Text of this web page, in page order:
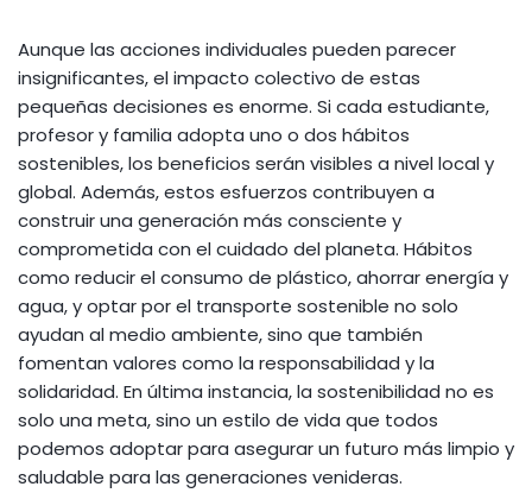
Aunque las acciones individuales pueden parecer
insignificantes, el impacto colectivo de estas
pequeñas decisiones es enorme. Si cada estudiante,
profesor y familia adopta uno o dos hábitos
sostenibles, los beneficios serán visibles a nivel local y
global. Además, estos esfuerzos contribuyen a
construir una generación más consciente y
comprometida con el cuidado del planeta. Hábitos
como reducir el consumo de plástico, ahorrar energía y
agua, y optar por el transporte sostenible no solo
ayudan al medio ambiente, sino que también
fomentan valores como la responsabilidad y la
solidaridad. En última instancia, la sostenibilidad no es
solo una meta, sino un estilo de vida que todos
podemos adoptar para asegurar un futuro más limpio y
saludable para las generaciones venideras.